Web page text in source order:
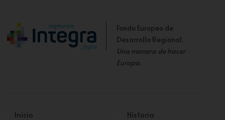
Fondo Europeo de
Desarrollo Regional.
Una manera de hacer
Europa.
Inicio
Historia